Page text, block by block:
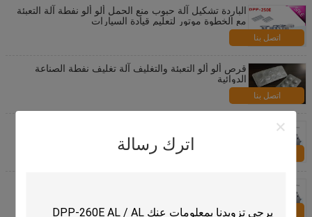
اترك رسالة
الباردة تشكيل آلة حبوب منع الحمل ألو ألو نفطة آلة التعبئة
مع الخطوة موتور لتعليم قيادة السيارات
اتصل بنا
قرص ألو ألو التعبئة والتغليف آلة تغليف نفطة الصناعة
الدوائية
اتصل بنا
اتصل بنا